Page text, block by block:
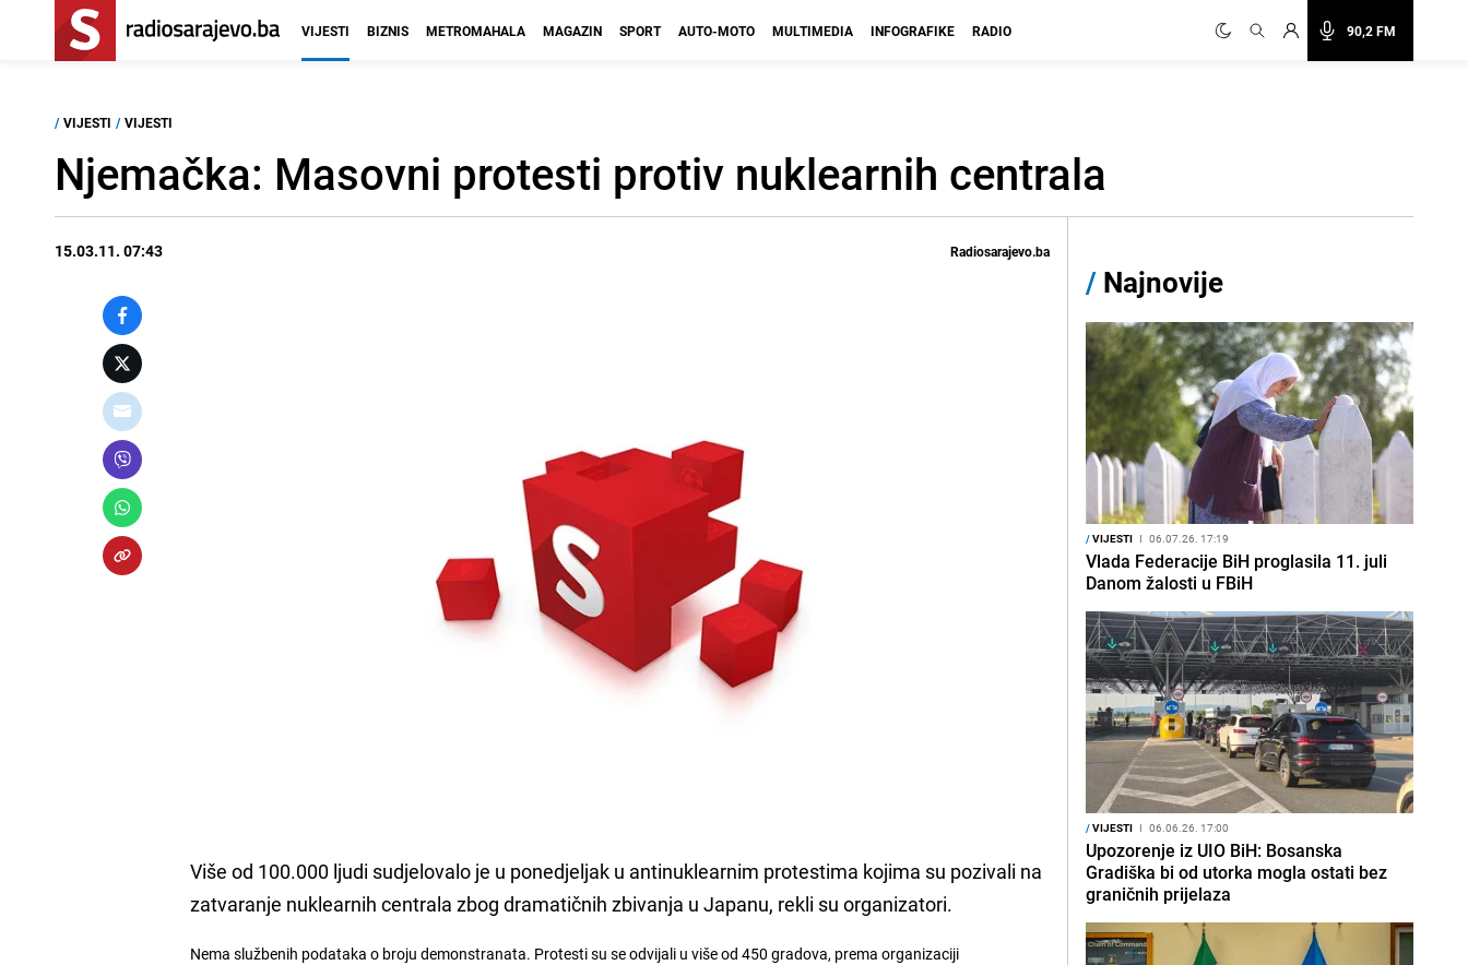
90,2 FM
VIJESTI BIZNIS METROMAHALA MAGAZIN SPORT AUTO-MOTO MULTIMEDIA INFOGRAFIKE RADIO
/ VIJESTI / VIJESTI
Njemačka: Masovni protesti protiv nuklearnih centrala
15.03.11. 07:43 Radiosarajevo.ba
Više od 100.000 ljudi sudjelovalo je u ponedjeljak u antinuklearnim protestima kojima su pozivali na
zatvaranje nuklearnih centrala zbog dramatičnih zbivanja u Japanu, rekli su organizatori.
Nema službenih podataka o broju demonstranata. Protesti su se odvijali u više od 450 gradova, prema organizaciji
/ Najnovije
/VIJESTI I 06.07.26. 17:19
Vlada Federacije BiH proglasila 11. juli
Danom žalosti u FBiH
/VIJESTI I 06.06.26. 17:00
Upozorenje iz UIO BiH: Bosanska
Gradiška bi od utorka mogla ostati bez
graničnih prijelaza